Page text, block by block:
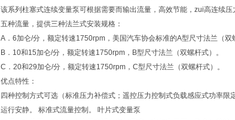
该系列柱塞式连续变量泵可根据需要而输出流量，高效节能，zui高连续
五种流量，提供三种法兰式安装规格：
A．6加仑/分，额定转速1750rpm，美国汽车协会标准的A型尺寸法兰（双
B．10和15加仑/分，额定转速1750rpm，B型尺寸法兰（双螺杆式）。
C．20和29加仑/分，额定转速1750rpm，C型尺寸法兰（双螺杆式）。
优点特性：
四种控制方式可选（标准压力补偿式；遥控压力控制式负载感应式功率限
运行安静。 标准式流量控制。 叶片式变量泵